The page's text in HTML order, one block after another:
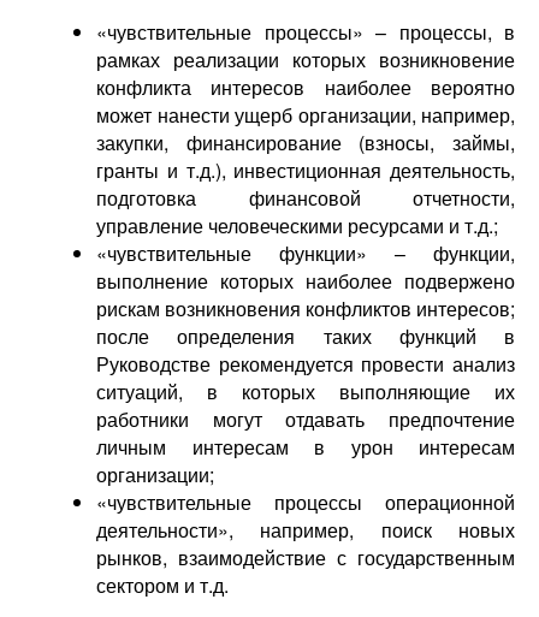
«чувствительные процессы» – процессы, в
рамках реализации которых возникновение
конфликта интересов наиболее вероятно
может нанести ущерб организации, например,
закупки, финансирование (взносы, займы,
гранты и т.д.), инвестиционная деятельность,
подготовка финансовой отчетности,
управление человеческими ресурсами и т.д.;
«чувствительные функции» – функции,
выполнение которых наиболее подвержено
рискам возникновения конфликтов интересов;
после определения таких функций в
Руководстве рекомендуется провести анализ
ситуаций, в которых выполняющие их
работники могут отдавать предпочтение
личным интересам в урон интересам
организации;
«чувствительные процессы операционной
деятельности», например, поиск новых
рынков, взаимодействие с государственным
сектором и т.д.